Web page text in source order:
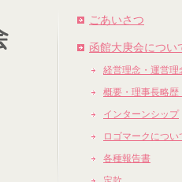
ごあいさつ
函館大庚会につい
経営理念・運営理
概要・理事長略歴
インターンシップ
ロゴマークについ
各種報告書